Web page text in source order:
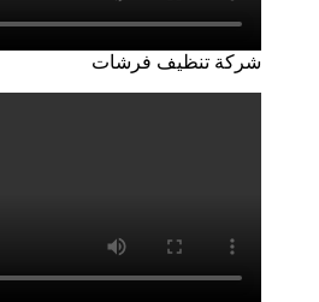
شركة تنظيف فرشات